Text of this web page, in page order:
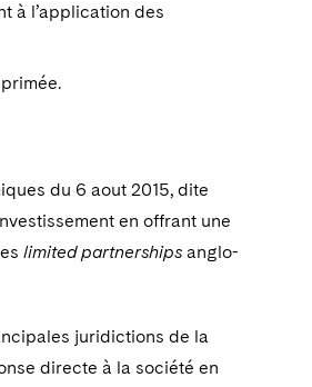
à l’application des
du 6 aout 2015, dite
en offrant une
limited partnerships anglo-
juridictions de la
directe à la société en